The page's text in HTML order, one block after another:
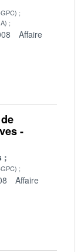
Affaire
-
Affaire